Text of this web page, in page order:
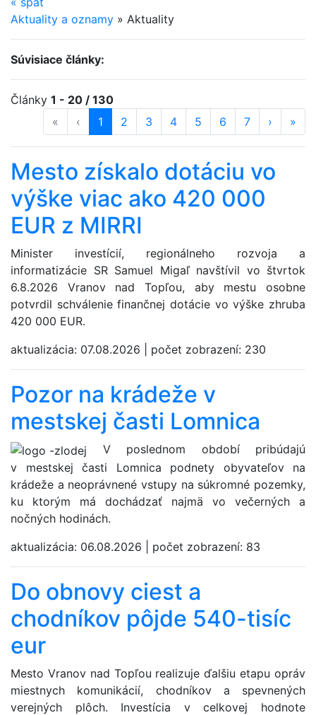
Aktuality a oznamy » Aktuality
Súvisiace články:
Články 1 - 20 / 130
« prvá strana
‹ predošlá strana
strana
1 (aktuálna)
strana
2 strana
3 strana
4 strana
5 strana
6 strana
7 ďalšia
› »
Mesto získalo dotáciu vo
výške viac ako 420 000
EUR z MIRRI
Minister investícií, regionálneho rozvoja a
informatizácie SR Samuel Migaľ navštívil vo štvrtok
6.8.2026 Vranov nad Topľou, aby mestu osobne
potvrdil schválenie finančnej dotácie vo výške zhruba
420 000 EUR.
aktualizácia: 07.08.2026 počet zobrazení: 230
Pozor na krádeže v
mestskej časti Lomnica
V poslednom období pribúdajú
v mestskej časti Lomnica podnety obyvateľov na
krádeže a neoprávnené vstupy na súkromné pozemky,
ku ktorým má dochádzať najmä vo večerných a
nočných hodinách.
aktualizácia: 06.08.2026 počet zobrazení: 83
Do obnovy ciest a
chodníkov pôjde 540-tisíc
eur
Mesto Vranov nad Topľou realizuje ďalšiu etapu opráv
miestnych komunikácií, chodníkov a spevnených
verejných plôch. Investícia v celkovej hodnote